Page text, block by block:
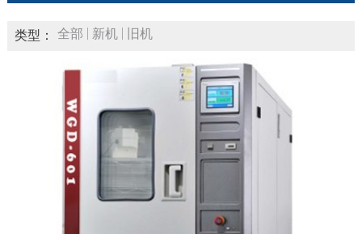
类型： 全部 新机 旧机